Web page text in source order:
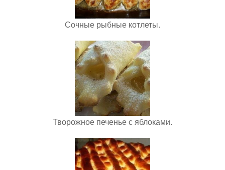
Сочные рыбные котлеты.
Творожное печенье с яблоками.